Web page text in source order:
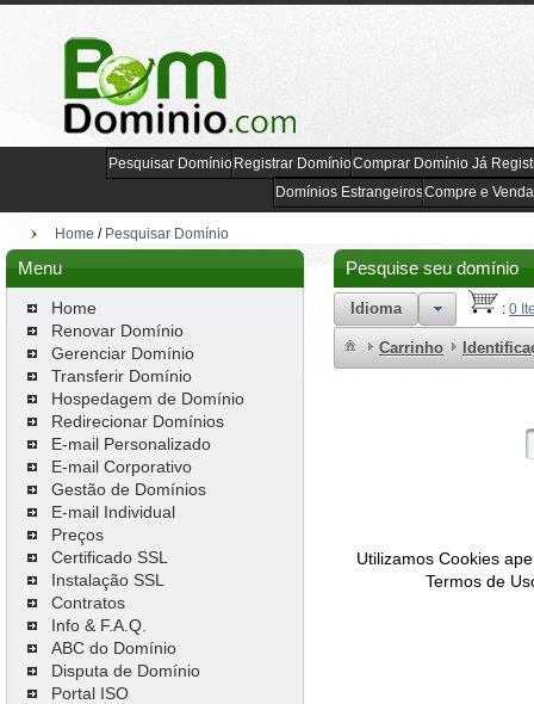
Pesquisar Domínio Registrar DomínioComprar Domínio Já
Domínios EstrangeirosCompre e
Home / Pesquisar Domínio
Menu
Home
Renovar Domínio
Gerenciar Domínio
Transferir Domínio
Hospedagem de Domínio
Redirecionar Domínios
E-mail Personalizado
E-mail Corporativo
Gestão de Domínios
E-mail Individual
Preços
Certificado SSL
Instalação SSL
Contratos
Info & F.A.Q.
ABC do Domínio
Disputa de Domínio
Portal ISO
Pesquise seu domínio
Idioma :0
Carrinho
Utilizamos Cookies
Termos de